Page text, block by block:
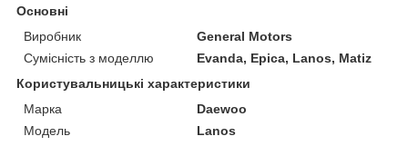
Основні
Виробник
General Motors
Сумісність з моделлю
Evanda, Epica, Lanos, Matiz
Користувальницькі характеристики
Марка
Daewoo
Модель
Lanos